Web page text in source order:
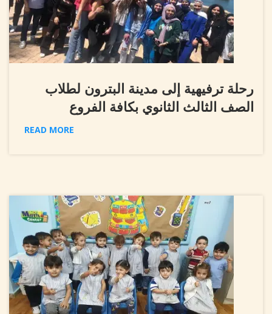
رحلة ترفيهية إلى مدينة البترون لطلاب
الصف الثالث الثانوي بكافة الفروع
READ MORE